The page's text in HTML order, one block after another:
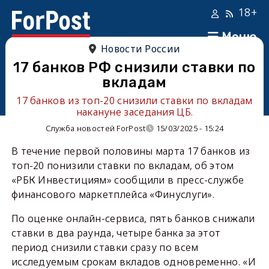
Меню
18+
Новости России
17 банков РФ снизили ставки по
вкладам
17 банков из топ-20 снизили ставки по вкладам
накануне заседания ЦБ.
Служба новостей ForPost 15/03/2025 - 15:24
В течение первой половины марта 17 банков из
топ-20 понизили ставки по вкладам, об этом
«РБК Инвестициям» сообщили в пресс-службе
финансового маркетплейса «Финуслуги».
По оценке онлайн-сервиса, пять банков снижали
ставки в два раунда, четыре банка за этот
период снизили ставки сразу по всем
исследуемым срокам вкладов одновременно. «И